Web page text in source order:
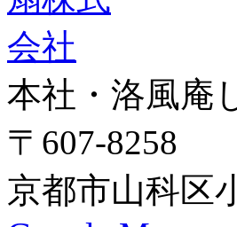
本社・洛風庵
〒607-8258
京都市山科区